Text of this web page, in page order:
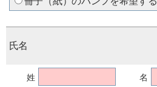
氏名
姓 名